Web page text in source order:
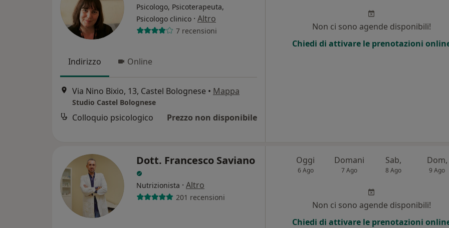
Psicologo, Psicoterapeuta,
Psicologo clinico · Altro
7 recensioni
Indirizzo Online
Via Nino Bixio, 13, Castel Bolognese • Mappa
Studio Castel Bolognese
Colloquio psicologico Prezzo non disponibile
Non ci sono agende disponibili!
Chiedi di attivare le prenotazioni
Dott. Francesco Saviano
Nutrizionista · Altro
201 recensioni
Oggi
6 Ago
Domani
7 Ago
Sab,
8 Ago
Dom,
9 Ago
Non ci sono agende disponibili!
Chiedi di attivare le prenotazioni